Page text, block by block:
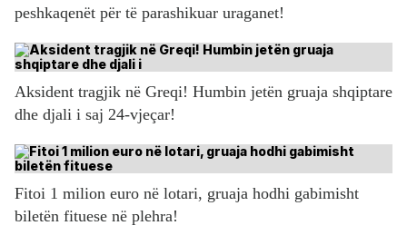
peshkaqenët për të parashikuar uraganet!
Aksident tragjik në Greqi! Humbin jetën gruaja shqiptare
dhe djali i saj 24-vjeçar!
Fitoi 1 milion euro në lotari, gruaja hodhi gabimisht
biletën fituese në plehra!